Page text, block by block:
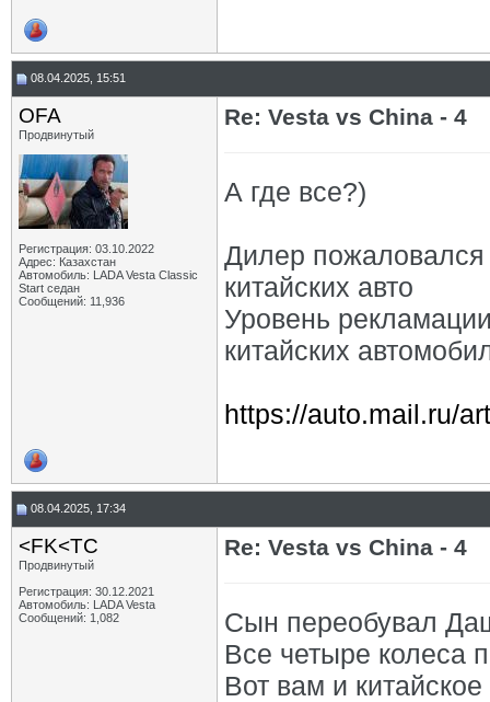
08.04.2025, 15:51
OFA
Продвинутый
Регистрация: 03.10.2022
Адрес: Казахстан
Автомобиль: LADA Vesta Classic
Start седан
Сообщений: 11,936
Re: Vesta vs China - 4
А где все?)
Дилер
китайских авто
Уровень
китайских
https://auto.mail.ru/
08.04.2025, 17:34
<FK<TC
Продвинутый
Регистрация: 30.12.2021
Автомобиль: LADA Vesta
Сообщений: 1,082
Re: Vesta vs China - 4
Сын переобувал
Все четыре колеса
Вот вам и